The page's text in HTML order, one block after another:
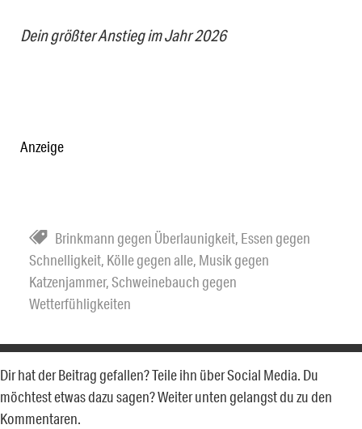
Dein größter Anstieg im Jahr 2026
Anzeige
Brinkmann gegen Überlaunigkeit, Essen gegen
Schnelligkeit, Kölle gegen alle, Musik gegen
Katzenjammer,Schweinebauch gegen
Wetterfühligkeiten
Dir hat der Beitrag gefallen? Teile ihn über Social Media. Du
möchtest etwas dazu sagen? Weiter unten gelangst du zu den
Kommentaren.